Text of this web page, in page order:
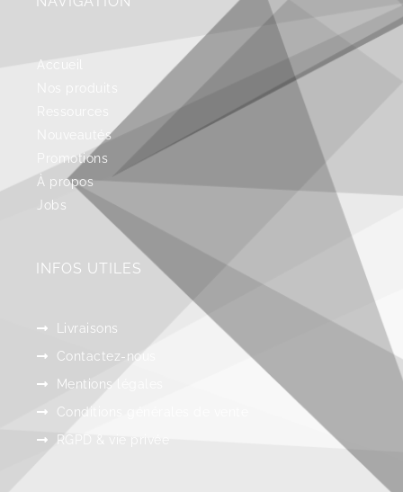
Accueil
Nouveautés
Promotions
À propos
Jobs
INFOS UTILES
Livraisons
Contactez-nous
Mentions légales
Conditions générales de vente
RGPD & vie privée